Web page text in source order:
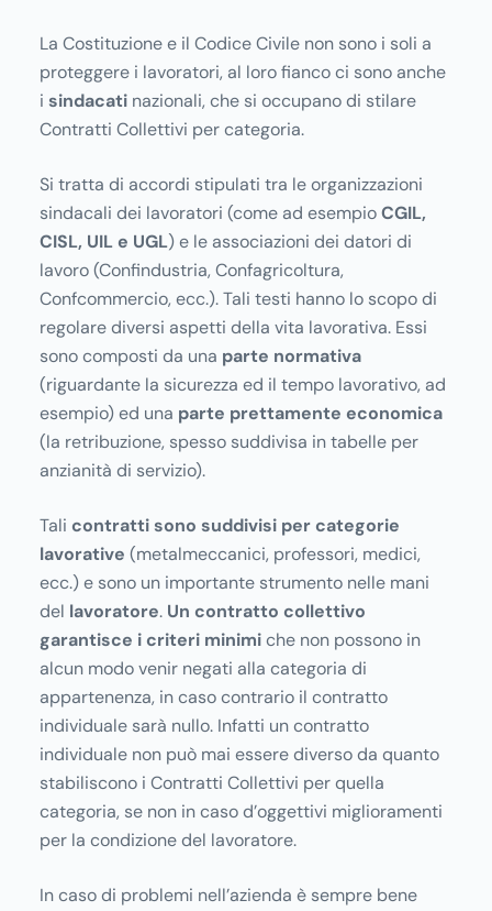
La Costituzione e il Codice Civile non sono i soli a
proteggere i lavoratori, al loro fianco ci sono anche
i sindacati nazionali, che si occupano di stilare
Contratti Collettivi per categoria.
Si tratta di accordi stipulati tra le organizzazioni
sindacali dei lavoratori (come ad esempioCGIL,
CISL, UIL e UGL) e le associazioni dei datori di
lavoro (Confindustria, Confagricoltura,
Confcommercio, ecc.). Tali testi hanno lo scopo di
regolare diversi aspetti della vita lavorativa. Essi
sono composti da una parte normativa
(riguardante la sicurezza ed il tempo lavorativo, ad
esempio) ed una parte prettamente economica
(la retribuzione, spesso suddivisa in tabelle per
anzianità di servizio).
Tali contratti sono suddivisi per categorie
lavorative (metalmeccanici, professori, medici,
ecc.) e sono un importante strumento nelle mani
del lavoratore. Un contratto collettivo
garantisce i criteri minimiche non possono in
alcun modo venir negati alla categoria di
appartenenza, in caso contrario il contratto
individuale sarà nullo. Infatti un contratto
individuale non può mai essere diverso da quanto
stabiliscono i Contratti Collettivi per quella
categoria, se non in caso d’oggettivi miglioramenti
per la condizione del lavoratore.
In caso di problemi nell’azienda è sempre bene